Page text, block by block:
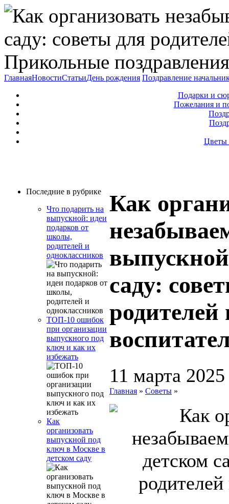
Прикольные
ГлавнаяНовостиСтатьиДень рождения Поздравление
Подарки и
Пожелания и
Цветы
Последние в рубрике
Что подарить на
выпускной: идеи
подарков от
школы,
родителей и
одноклассников
ТОП-10 ошибок
при организации
выпускного под
ключ и как их
избежать
Как
организовать
выпускной под
ключ в Москве в
детском саду
Как
саду:
родителей
11 марта 2025
Главная » Советы »